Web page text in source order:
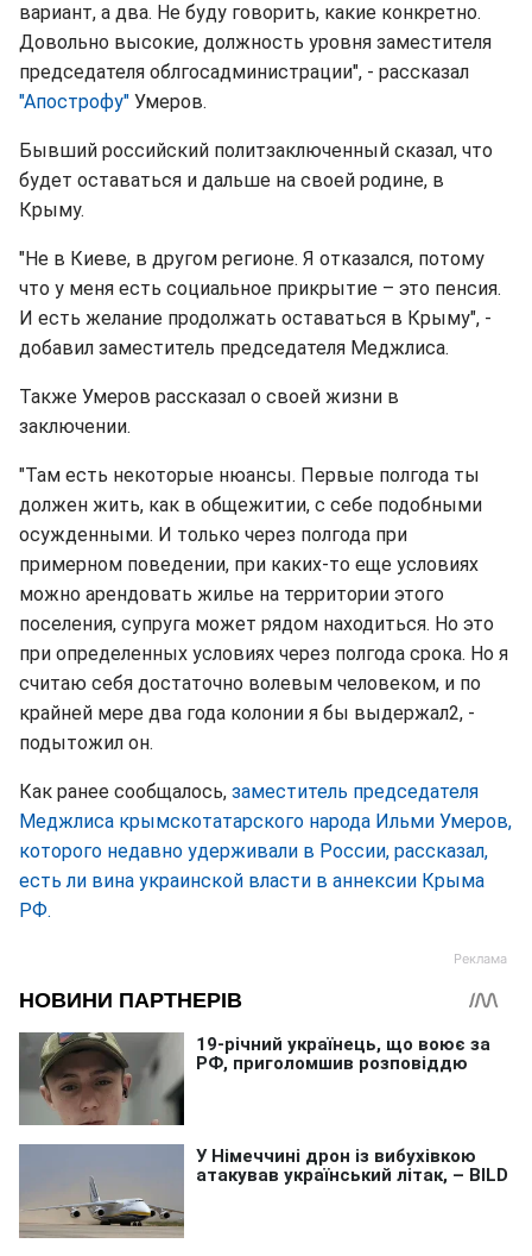
вариант, а два. Не буду говорить, какие конкретно.
Довольно высокие, должность уровня заместителя
председателя облгосадминистрации", - рассказал
"Апострофу" Умеров.
Бывший российский политзаключенный сказал, что
будет оставаться и дальше на своей родине, в
Крыму.
"Не в Киеве, в другом регионе. Я отказался, потому
что у меня есть социальное прикрытие – это пенсия.
И есть желание продолжать оставаться в Крыму", -
добавил заместитель председателя Меджлиса.
Также Умеров рассказал о своей жизни в
заключении.
"Там есть некоторые нюансы. Первые полгода ты
должен жить, как в общежитии, с себе подобными
осужденными. И только через полгода при
примерном поведении, при каких-то еще условиях
можно арендовать жилье на территории этого
поселения, супруга может рядом находиться. Но это
при определенных условиях через полгода срока. Но я
считаю себя достаточно волевым человеком, и по
крайней мере два года колонии я бы выдержал2, -
подытожил он.
Как ранее сообщалось, заместитель председателя
Меджлиса крымскотатарского народа Ильми Умеров,
которого недавно удерживали в России, рассказал,
есть ли вина украинской власти в аннексии Крыма
РФ.